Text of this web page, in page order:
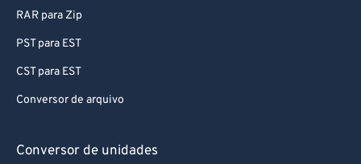
RAR para Zip
PST para EST
CST para EST
Conversor de arquivo
Conversor de unidades